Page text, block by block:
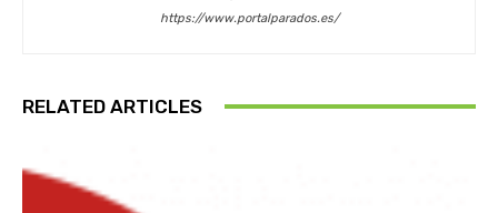
https://www.portalparados.es/
RELATED ARTICLES